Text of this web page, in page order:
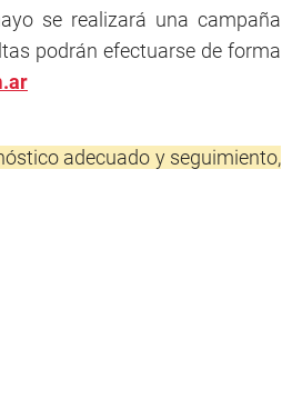
se realizará una campaña
podrán efectuarse de forma
adecuado y seguimiento,